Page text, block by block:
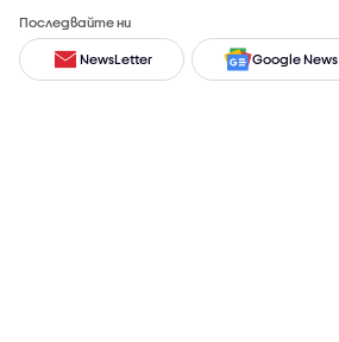
Последвайте ни
NewsLetter Google News